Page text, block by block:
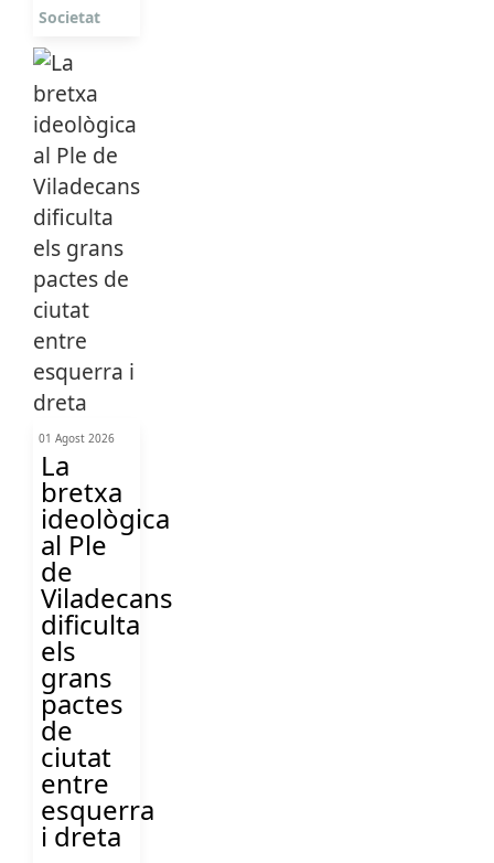
Societat
01 Agost 2026
La
bretxa
ideològica
al Ple
de
Viladecans
dificulta
els
grans
pactes
de
ciutat
entre
esquerra
i dreta